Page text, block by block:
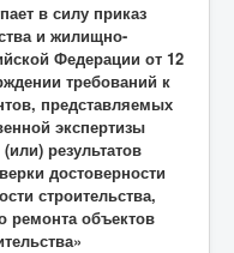
в силу приказ
и жилищно-
Федерации от 12
требований к
представляемых
экспертизы
результатов
достоверности
строительства,
ремонта объектов